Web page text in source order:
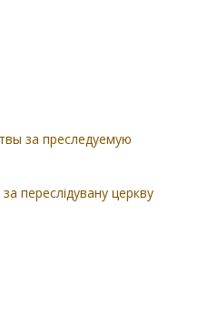
за преследуемую
переслідувану церкву